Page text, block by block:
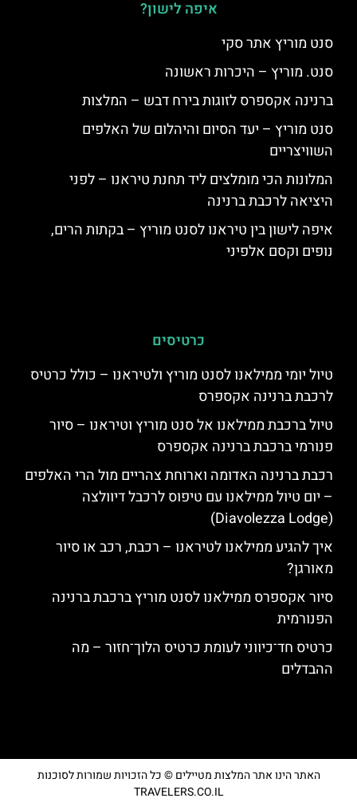
איפה לישון?
סנט מוריץ אתר סקי
סנט. מוריץ – היכרות ראשונה
ברנינה אקספרס לזוגות בירח דבש – המלצות
סנט מוריץ – יעד הסיום והיהלום של האלפים
השוויצריים
המלונות הכי מומלצים ליד תחנת טיראנו – לפני
היציאה לרכבת ברנינה
איפה לישון בין טיראנו לסנט מוריץ – בקתות הרים,
נופים וקסם אלפיני
כרטיסים
טיול יומי ממילאנו לסנט מוריץ ולטיראנו – כולל כרטיס
לרכבת ברנינה אקספרס
טיול ברכבת ממילאנו אל סנט מוריץ וטיראנו – סיור
פנורמי ברכבת ברנינה אקספרס
רכבת ברנינה האדומה וארוחת צהריים מול הרי האלפים
– יום טיול ממילאנו עם טיפוס לרכבל דיוולצה
(Diavolezza Lodge)
איך להגיע ממילאנו לטיראנו – רכבת, רכב או סיור
מאורגן?
סיור אקספרס ממילאנו לסנט מוריץ ברכבת ברנינה
הפנורמית
כרטיס חד־כיווני לעומת כרטיס הלוך־חזור – מה
ההבדלים
האתר הינו אתר המלצות מטיילים © כל הזכויות שמורות לסוכנות
TRAVELERS.CO.IL